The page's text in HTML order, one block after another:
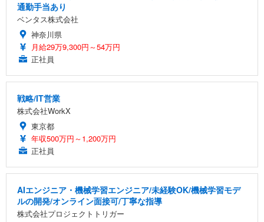
通勤手当あり
ベンタス株式会社
神奈川県
月給29万9,300円～54万円
正社員
戦略/IT営業
株式会社WorkX
東京都
年収500万円～1,200万円
正社員
AIエンジニア・機械学習エンジニア/未経験OK/機械学習モデ
ルの開発/オンライン面接可/丁寧な指導
株式会社プロジェクトトリガー